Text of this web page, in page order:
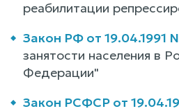
реабилитации
Закон РФ от 19.04.1991 N
занятости населения в
Федерации"
Закон РСФСР от